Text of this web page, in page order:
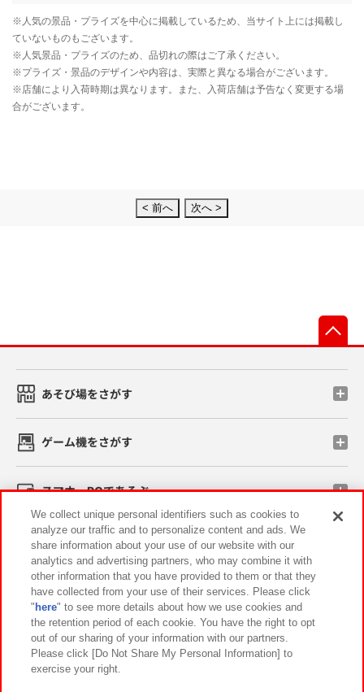
< 前へ 次へ >
あそび場をさがす
ゲーム機をさがす
スマホ・PCであそぶ
イベント・キャンペーン
関連会社 サステナビリティ サイトポリシー
プライバシーポリシー ウェブアクセシビリティ方針と検証結果
お取引先さまとともに
We collect unique personal identifiers such as cookies to
analyze our traffic and to personalize content and ads. We
share information about your use of our website with our
analytics and advertising partners, who may combine it with
other information that you have provided to them or that they
have collected from your use of their services. Please click
" here" to see more details about how we use cookies and
the retention period of each cookie. You have the right to opt
out of our sharing of your information with our partners.
Please click [Do Not Share My Personal Information] to
exercise your right.